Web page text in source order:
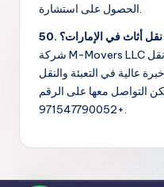
الحصول على استشارة.
أثاث في الإمارات؟
شركة M-Movers LLC تعتبر من الشركات الرائدة في نقل
عالية في التعبئة والنقل
التواصل معها على الرقم
+971547790052.